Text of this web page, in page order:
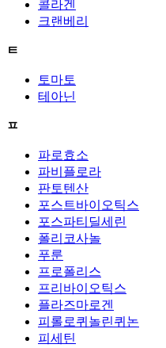
콜라겐
크랜베리
ㅌ
토마토
테아닌
ㅍ
파로효소
파비플로라
판토텐산
포스트바이오틱스
포스파티딜세린
폴리코사놀
푸룬
프로폴리스
프리바이오틱스
플라즈마로겐
피롤로퀴놀린퀴논
피세틴